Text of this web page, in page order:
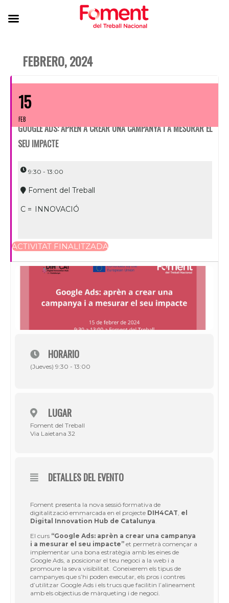
FEBRERO, 2024
15
FEB
GOOGLE ADS: APRÈN A CREAR UNA CAMPANYA I A MESURAR EL
SEU IMPACTE
9:30 - 13:00
Foment del Treball
C = INNOVACIÓ
ACTIVITAT FINALITZADA
HORARIO
(Jueves) 9:30 - 13:00
LUGAR
Foment del Treball
Via Laietana 32
DETALLES DEL EVENTO
Foment presenta la nova sessió formativa de
digitalització emmarcada en el projecte DIH4CAT el
Digital Innovation Hub de Catalunya
El curs “Google Ads: aprèn a crear una campanya
i a mesurar el seu impacte” et permetrà començar a
implementar una bona estratègia amb les eines de
Google Ads, a posicionar el teu negoci a la web i a
promoure la seva visibilitat. Coneixerem els tipus de
campanyes que s’hi poden executar, els pros i contres
d’utilitzar Google Ads i els trucs que facilitin l’alineament
amb els objectius de màrqueting i de negoci.